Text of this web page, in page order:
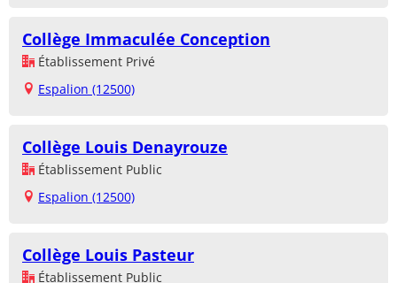
Collège Immaculée Conception
Établissement Privé
Espalion (12500)
Collège Louis Denayrouze
Établissement Public
Espalion (12500)
Collège Louis Pasteur
Établissement Public